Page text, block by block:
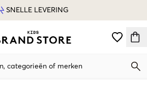
SNELLE LEVERING
categorieën of merken